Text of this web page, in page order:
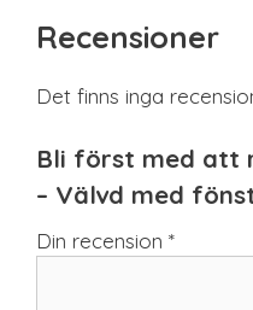
Recensioner
Det finns inga
Bli först med att
– Välvd med
Din recension *